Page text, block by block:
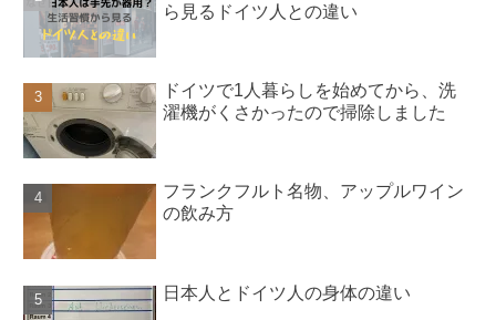
ら見るドイツ人との違い
ドイツで1人暮らしを始めてから、洗
濯機がくさかったので掃除しました
フランクフルト名物、アップルワイン
の飲み方
日本人とドイツ人の身体の違い